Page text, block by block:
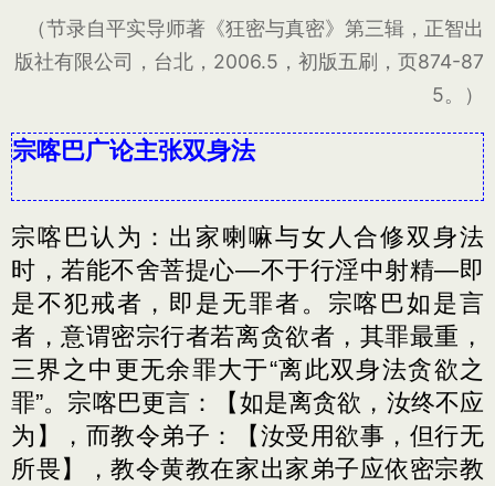
（节录自平实导师著《狂密与真密》第三辑，正智出
版社有限公司，台北，2006.5，初版五刷，页874-87
5。）
宗喀巴广论主张双身法
宗喀巴认为：出家喇嘛与女人合修双身法
时，若能不舍菩提心—不于行淫中射精—即
是不犯戒者，即是无罪者。宗喀巴如是言
者，意谓密宗行者若离贪欲者，其罪最重，
三界之中更无余罪大于“离此双身法贪欲之
罪”。宗喀巴更言：【如是离贪欲，汝终不应
为】，而教令弟子：【汝受用欲事，但行无
所畏】，教令黄教在家出家弟子应依密宗教